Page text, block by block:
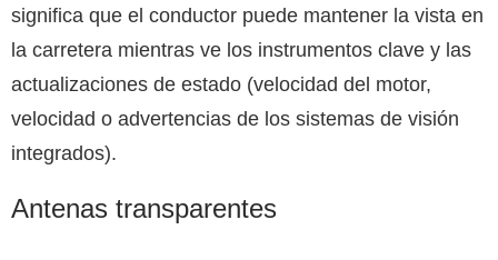
significa que el conductor puede mantener la vista en
la carretera mientras ve los instrumentos clave y las
actualizaciones de estado (velocidad del motor,
velocidad o advertencias de los sistemas de visión
integrados).
Antenas transparentes